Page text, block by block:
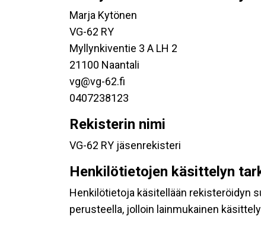
Marja Kytönen
VG-62 RY
Myllynkiventie 3 A LH 2
21100 Naantali
vg@vg-62.fi
0407238123
Rekisterin nimi
VG-62 RY jäsenrekisteri
Henkilötietojen käsittelyn
Henkilötietoja käsitellään rekisteröidyn
perusteella, jolloin lainmukainen